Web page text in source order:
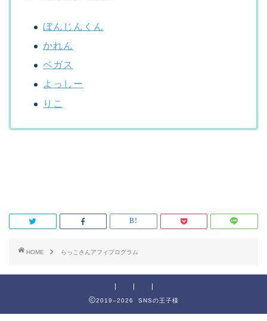
ぼんじんくん
かれん
ベガス
よっしー
りこ
HOME らっこさんアフィプログラム
2019–2026 SNSの王子様